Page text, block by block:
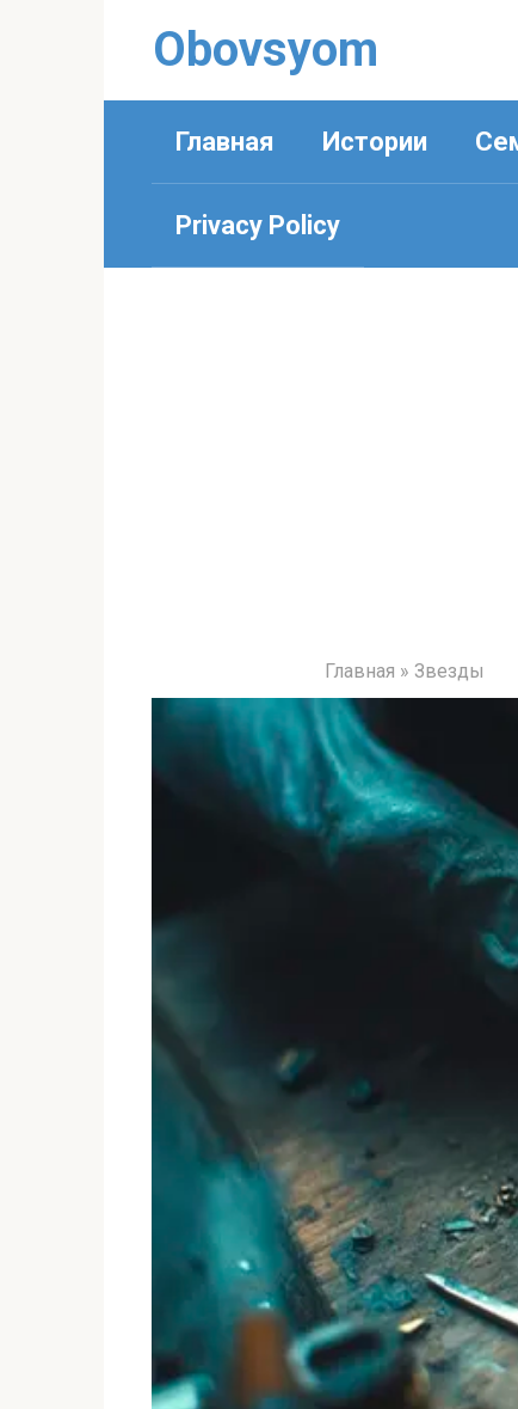
Obovsyom
Главная Истории
Privacy Policy
Главная » Звезды